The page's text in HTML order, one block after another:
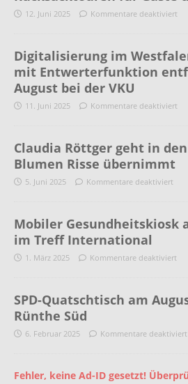
12. Juni 2025 Kommentare deaktiviert
Digitalisierung im
mit Entwerterfunktion
August bei der VKU
11. Juni 2025 Kommentare deaktiviert
Claudia Röttger geht in
Blumen Risse übernimmt
5. Juni 2025 Kommentare deaktiviert
Mobiler Gesundheitskiosk
im Treff International
1. März 2025 Kommentare deaktiviert
SPD-Quatschtisch am
Rünthe Süd
6. Februar 2025 Kommentare deaktiviert
Fehler, keine Ad-ID gesetzt!